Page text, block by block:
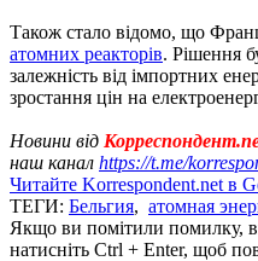
Також стало відомо, що
атомних реакторів. Рішення
залежність від імпортних
зростання цін на
Новини від
наш канал https://t.me/
Читайте Korrespondent.net в
ТЕГИ: Бельгия, атомная
Якщо ви помітили помилку,
натисніть Ctrl + Enter, щоб